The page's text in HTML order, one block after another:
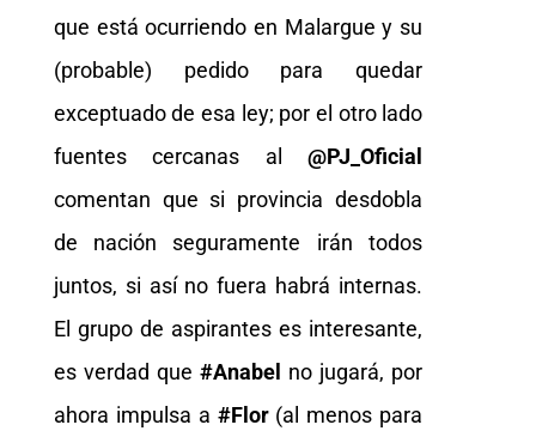
que está ocurriendo en Malargue y su
(probable) pedido para quedar
exceptuado de esa ley; por el otro lado
fuentes cercanas al@PJ_Oficial
comentan que si provincia desdobla
de nación seguramente irán todos
juntos, si así no fuera habrá internas.
El grupo de aspirantes es interesante,
es verdad que #Anabel no jugará, por
ahora impulsa a #Flor(al menos para